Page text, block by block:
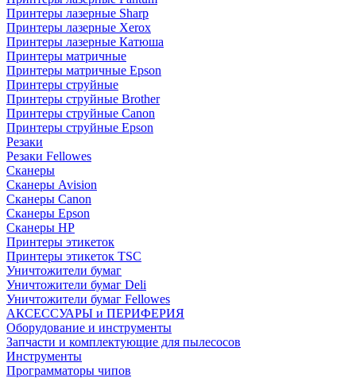
Принтеры лазерные Sharp
Принтеры лазерные Xerox
Принтеры лазерные Катюша
Принтеры матричные
Принтеры матричные Epson
Принтеры струйные
Принтеры струйные Brother
Принтеры струйные Canon
Принтеры струйные Epson
Резаки
Резаки Fellowes
Сканеры
Сканеры Avision
Сканеры Canon
Сканеры Epson
Сканеры HP
Принтеры этикеток
Принтеры этикеток TSC
Уничтожители бумаг
Уничтожители бумаг Deli
Уничтожители бумаг Fellowes
АКСЕССУАРЫ и ПЕРИФЕРИЯ
Оборудование и инструменты
Запчасти и комплектующие для пылесосов
Инструменты
Программаторы чипов